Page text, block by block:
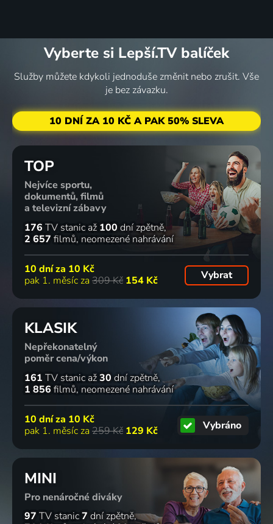
Vyberte si Lepší.TV balíček
Služby můžete kdykoli jednoduše změnit nebo zrušit. Vše
je bez závazku.
10 DNÍ ZA 10 KČ A PAK 50% SLEVA
TOP
Nejvíce sportu,
dokumentů, filmů
a televizní zábavy
176 TV stanic až 100 dní zpětně
2 657 filmů neomezené nahrávání
10 dní za 10 Kč
pak 1. měsíc za 309 Kč 154 Kč Vybrat
KLASIK
Nepřekonatelný
poměr cena/výkon
161 TV stanic až30 dní zpětně
1 856 filmů neomezené nahrávání
10 dní za 10 Kč
pak 1. měsíc za 259 Kč 129 Kč Vybráno
MINI
Pro nenáročné diváky
97 TV stanic7 dní zpětně